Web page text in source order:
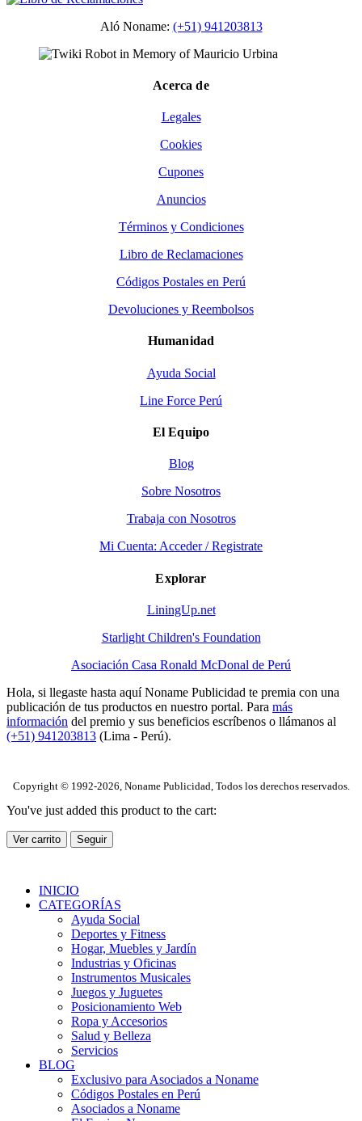
Aló Noname: (+51) 941203813
Acerca de
Legales
Cookies
Cupones
Anuncios
Términos y Condiciones
Libro de Reclamaciones
Códigos Postales en Perú
Devoluciones y Reembolsos
Humanidad
Ayuda Social
Line Force Perú
El Equipo
Blog
Sobre Nosotros
Trabaja con Nosotros
Mi Cuenta: Acceder / Registrate
Explorar
LiningUp.net
Starlight Children's Foundation
Asociación Casa Ronald McDonal de Perú
Hola, si llegaste hasta aquí Noname Publicidad te premia con una
publicación de tus productos en nuestro portal. Para más
información del premio y sus beneficios escríbenos o llámanos al
(+51) 941203813 (Lima - Perú).
Copyright © 1992-2026, Noname Publicidad, Todos los derechos reservados.
You've just added this product to the cart:
Ver carrito Seguir
INICIO
CATEGORÍAS
Ayuda Social
Deportes y Fitness
Hogar, Muebles y Jardín
Industrias y Oficinas
Instrumentos Musicales
Juegos y Juguetes
Posicionamiento Web
Ropa y Accesorios
Salud y Belleza
Servicios
BLOG
Exclusivo para Asociados a Noname
Códigos Postales en Perú
Asociados a Noname